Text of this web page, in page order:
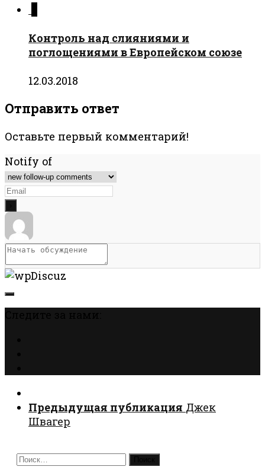
Контроль над слияниями и
поглощениями в Европейском союзе
12.03.2018
Отправить ответ
Оставьте первый комментарий!
Notify of
Предыдущая публикация Джек
Швагер
Найти: